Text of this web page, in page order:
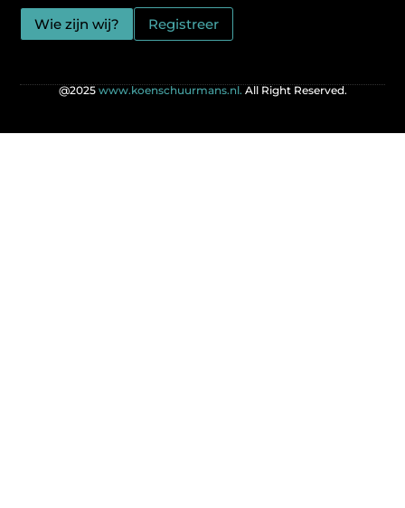
Wie zijn wij? Registreer
@2025 www.koenschuurmans.nl. All Right Reserved.